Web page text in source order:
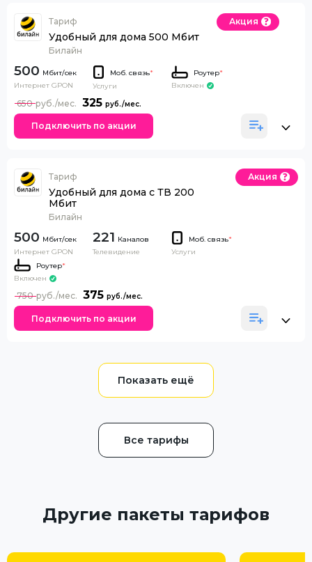
Тариф
Удобный для дома 500 Мбит
Билайн
Акция
500
Интернет GPON
Моб. связь*
Услуги
Роутер*
Включен
325
650
Подключить по акции
Тариф
Удобный для дома с ТВ 200
Мбит
Билайн
Акция
500
Интернет GPON
221 Каналов
Телевидение
Моб. связь*
Услуги
Роутер*
Включен
375
750
Подключить по акции
Все тарифы
Другие пакеты тарифов